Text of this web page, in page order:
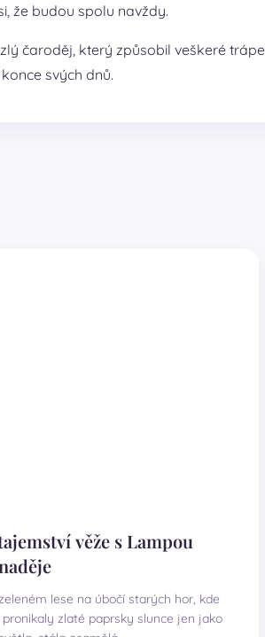
že budou spolu navždy.
čaroděj, který způsobil veškeré
svých dnů.
věže s Lampou
lese na úbočí starých hor, kde
zlaté paprsky slunce jen jako